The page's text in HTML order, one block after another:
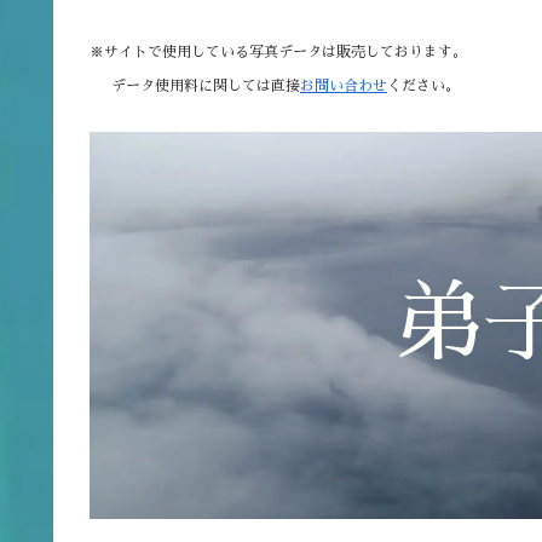
※サイトで使用している写真データは販売しております。
データ使用料に関しては直接お問い合わせ ください。
弟